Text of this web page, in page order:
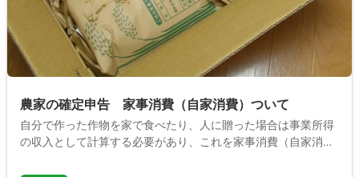
農家の確定申告 家事消費（自家消費）ついて
自分で作った作物を家で食べたり、人に贈った場合は事業所得
の収入として計算する必要があり、これを家事消費（自家消